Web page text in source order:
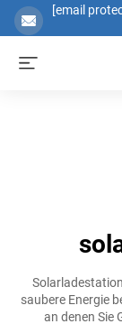
[email
saubere Energie
an denen Sie